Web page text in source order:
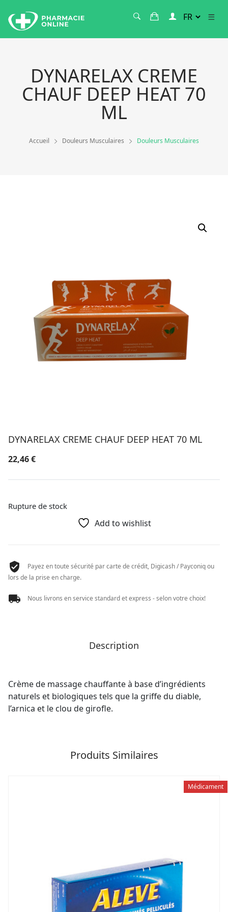
DYNARELAX CREME
CHAUF DEEP HEAT 70
ML
Accueil Douleurs Musculaires Douleurs Musculaires
DYNARELAX CREME CHAUF DEEP HEAT 70 ML
22,46€
Rupture de stock
Add to wishlist
Payez en toute sécurité par carte de crédit, Digicash / Payconiq ou
lors de la prise en charge.
Nous livrons en service standard et express - selon votre choix!
Description
Crème de massage chauffante à base d’ingrédients
naturels et biologiques tels que la griffe du diable,
l’arnica et le clou de girofle.
Produits Similaires
Médicament